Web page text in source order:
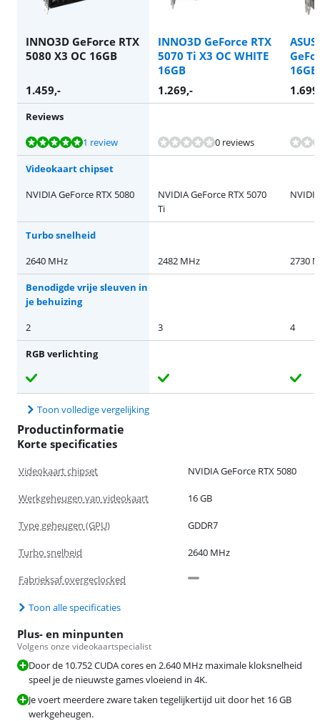
INNO3D GeForce RTX
5080 X3 OC 16GB
INNO3D GeForce RTX
5070 Ti X3 OC WHITE
16GB
16GB
1.459,- 1.269,- 1.699
Reviews
Beoordeling is 10 van de 10, gebaseerd op 1 review.
1 review 0 reviews
Videokaart chipset
NVIDIA GeForce RTX 5080
NVIDIA GeForce RTX 5070
Ti
Turbo snelheid
2640 MHz
2482 MHz 2730
Benodigde vrije sleuven in
je behuizing
2
3 4
RGB verlichting
Toon volledige vergelijking
Productinformatie
Korte specificaties
Videokaart chipset NVIDIA GeForce RTX 5080
Werkgeheugen van videokaart 16 GB
Type geheugen (GPU) GDDR7
Turbo snelheid 2640 MHz
Fabrieksaf overgeclocked
Toon alle specificaties
Plus- en minpunten
Volgens onze videokaartspecialist
Door de 10.752 CUDA cores en 2.640 MHz maximale kloksnelheid
speel je de nieuwste games vloeiend in 4K.
Je voert meerdere zware taken tegelijkertijd uit door het 16 GB
werkgeheugen.